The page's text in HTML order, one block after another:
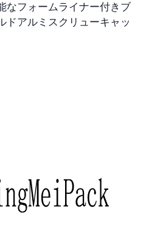
なフォームライナー付きブ
ドアルミスクリューキャッ